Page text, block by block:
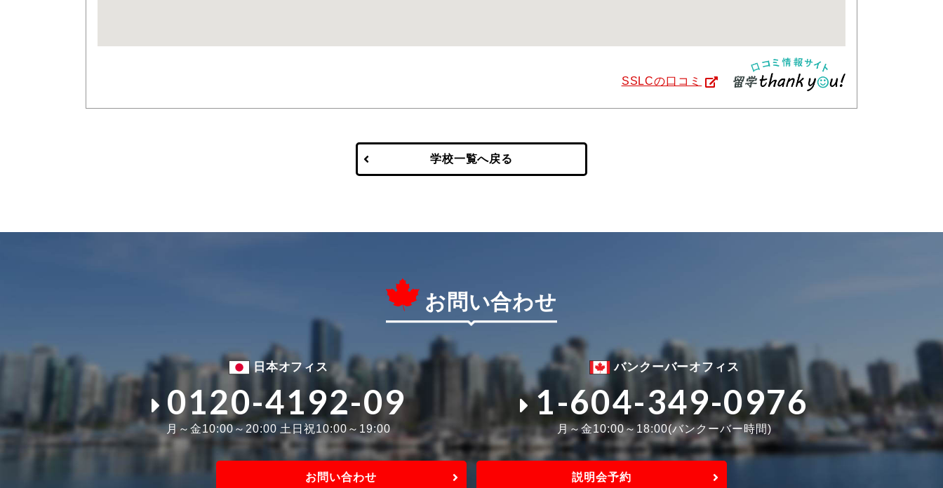
SSLCの口コミ
学校一覧へ戻る
お問い合わせ
日本オフィス
0120-4192-09
月～金10:00～20:00 土日祝10:00～19:00
バンクーバーオフィス
1-604-349-0976
月～金10:00～18:00(バンクーバー時間)
お問い合わせ 説明会予約